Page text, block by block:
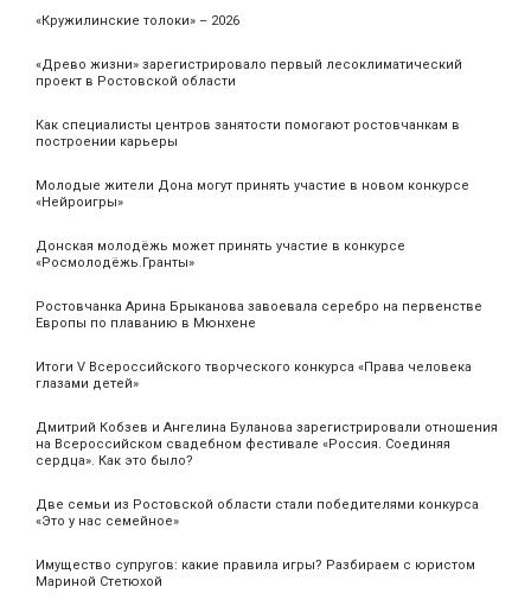
«Кружилинские толоки» – 2026
«Древо жизни» зарегистрировало первый лесоклиматический
проект в Ростовской области
Как специалисты центров занятости помогают ростовчанкам в
построении карьеры
Молодые жители Дона могут принять участие в новом конкурсе
«Нейроигры»
Донская молодёжь может принять участие в конкурсе
«Росмолодёжь.Гранты»
Ростовчанка Арина Брыканова завоевала серебро на первенстве
Европы по плаванию в Мюнхене
Итоги V Всероссийского творческого конкурса «Права человека
глазами детей»
Дмитрий Кобзев и Ангелина Буланова зарегистрировали отношения
на Всероссийском свадебном фестивале «Россия. Соединяя
сердца». Как это было?
Две семьи из Ростовской области стали победителями конкурса
«Это у нас семейное»
Имущество супругов: какие правила игры? Разбираем с юристом
Мариной Стетюхой